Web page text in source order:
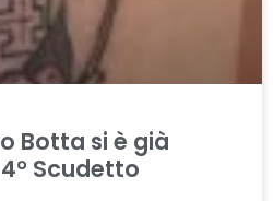
Botta si è già
Scudetto